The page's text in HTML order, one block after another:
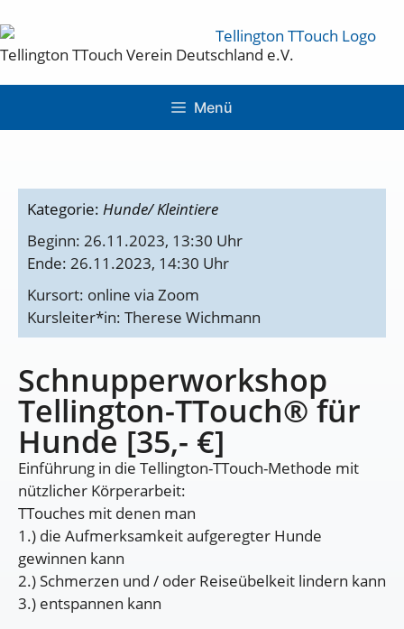
Tellington TTouch Verein Deutschland e.V.
Menü
Kategorie: Hunde/ Kleintiere
Beginn: 26.11.2023, 13:30 Uhr
Ende: 26.11.2023, 14:30 Uhr
Kursort: online via Zoom
Kursleiter*in: Therese Wichmann
Schnupperworkshop
Tellington-TTouch® für
Hunde [35,- €]
Einführung in die Tellington-TTouch-Methode mit
nützlicher Körperarbeit:
TTouches mit denen man
1.) die Aufmerksamkeit aufgeregter Hunde
gewinnen kann
2.) Schmerzen und / oder Reiseübelkeit lindern kann
3.) entspannen kann